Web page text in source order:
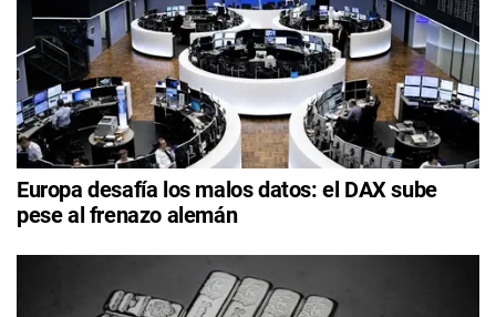
Europa desafía los malos datos: el DAX sube
pese al frenazo alemán